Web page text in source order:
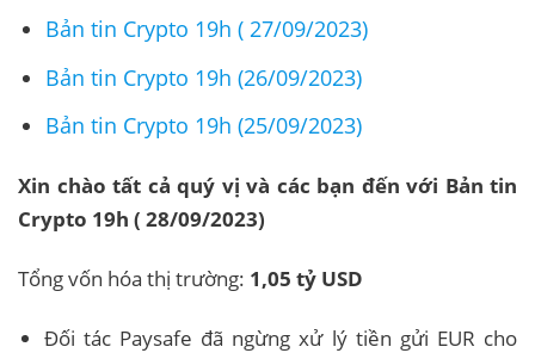
Bản tin Crypto 19h ( 27/09/2023)
Bản tin Crypto 19h (26/09/2023)
Bản tin Crypto 19h (25/09/2023)
Xin chào tất cả quý vị và các bạn đến với Bản tin
Crypto 19h ( 28/09/2023)
Tổng vốn hóa thị trường: 1,05 tỷ USD
Đối tác Paysafe đã ngừng xử lý tiền gửi EUR cho